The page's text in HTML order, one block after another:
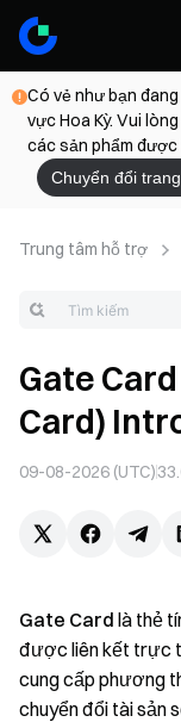
Có vẻ như bạn
vực Hoa Kỳ. Vui
các sản phẩm
Chuyển đổi
Trung tâm hỗ trợ
Gate
Card)
09-08-2026 (UTC)
Gate Card là thẻ
được liên kết trực
cung cấp phương
chuyển đổi tài sản